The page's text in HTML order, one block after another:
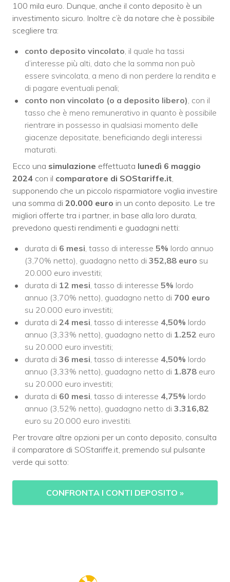
100 mila euro. Dunque, anche il conto deposito è un
investimento sicuro. Inoltre c’è da notare che è possibile
scegliere tra:
conto deposito vincolato, il quale ha tassi
d’interesse più alti, dato che la somma non può
essere svincolata, a meno di non perdere la rendita e
di pagare eventuali penali;
conto non vincolato (o a deposito libero), con il
tasso che è meno remunerativo in quanto è possibile
rientrare in possesso in qualsiasi momento delle
giacenze depositate, beneficiando degli interessi
maturati.
Ecco una simulazione effettuata lunedì 6 maggio
2024 con il comparatore di SOStariffe.it,
supponendo che un piccolo risparmiatore voglia investire
una somma di 20.000 euro in un conto deposito. Le tre
migliori offerte tra i partner, in base alla loro durata,
prevedono questi rendimenti e guadagni netti:
durata di 6 mesi, tasso di interesse 5% lordo annuo
(3,70% netto), guadagno netto di 352,88 euro su
20.000 euro investiti;
durata di 12 mesi, tasso di interesse 5% lordo
annuo (3,70% netto), guadagno netto di 700 euro
su 20.000 euro investiti;
durata di 24 mesi, tasso di interesse 4,50% lordo
annuo (3,33% netto), guadagno netto di 1.252 euro
su 20.000 euro investiti;
durata di 36 mesi, tasso di interesse 4,50% lordo
annuo (3,33% netto), guadagno netto di 1.878 euro
su 20.000 euro investiti;
durata di 60 mesi, tasso di interesse 4,75% lordo
annuo (3,52% netto), guadagno netto di 3.316,82
euro su 20.000 euro investiti.
Per trovare altre opzioni per un conto deposito, consulta
il comparatore di SOStariffe.it, premendo sul pulsante
verde qui sotto:
CONFRONTA I CONTI DEPOSITO »